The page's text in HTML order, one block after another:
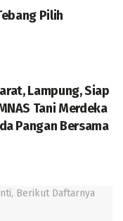
dua orang
warga pekon
akibat perahu
perairan setempat.
Ia berangkat
Pilih
Lampung, Siap
Tani Merdeka
Pangan Bersama